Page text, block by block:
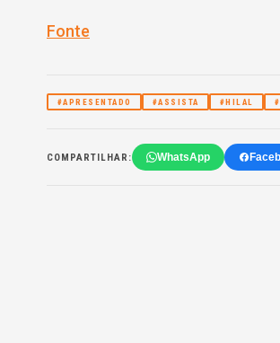
Fonte
#APRESENTADO #ASSISTA #HILAL
COMPARTILHAR: WhatsApp